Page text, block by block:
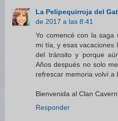
La Pelipequirroja del
de 2017 a las 8:41
Yo comencé con la
mi tía, y esas vacaciones
del tránsito y porque
Años después no solo
refrescar memoria volví a
Bienvenida al Clan
Responder